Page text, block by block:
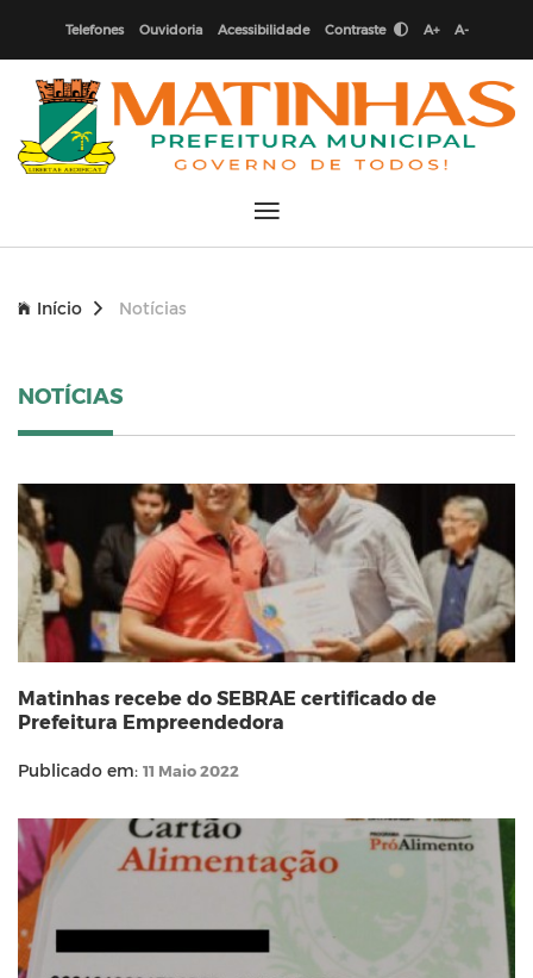
Telefones Ouvidoria Acessibilidade Contraste A+ A-
Início Notícias
NOTÍCIAS
Matinhas recebe do SEBRAE certificado de
Prefeitura Empreendedora
Publicado em: 11 Maio 2022